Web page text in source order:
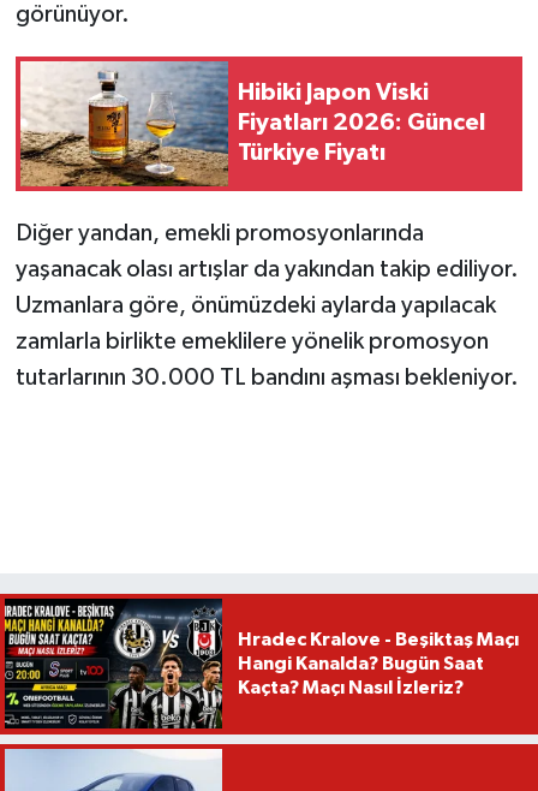
görünüyor.
Hibiki Japon Viski
Fiyatları 2026: Güncel
Türkiye Fiyatı
Diğer yandan, emekli promosyonlarında
yaşanacak olası artışlar da yakından takip ediliyor.
Uzmanlara göre, önümüzdeki aylarda yapılacak
zamlarla birlikte emeklilere yönelik promosyon
tutarlarının 30.000 TL bandını aşması bekleniyor.
Hradec Kralove - Beşiktaş Maçı
Hangi Kanalda? Bugün Saat
Kaçta? Maçı Nasıl İzleriz?